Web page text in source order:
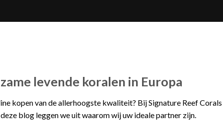
levende koralen in Europa
kopen van de allerhoogste kwaliteit? Bij Signature Reef Corals
blog leggen we uit waarom wij uw ideale partner zijn.